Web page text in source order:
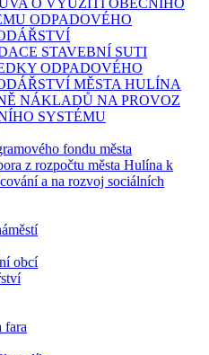
ODPADOVÉHO
STAVEBNÍ SUTI
ODPADOVÉHO
MĚSTA HULÍNA
NÁKLADŮ NA PROVOZ
SYSTÉMU
fondu města
z rozpočtu města Hulína k
a na rozvoj sociálních
obcí
fara